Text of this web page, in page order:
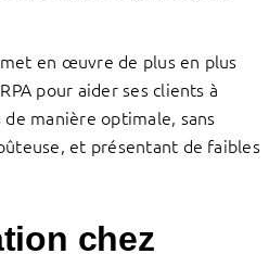
en œuvre de plus en plus
pour aider ses clients à
manière optimale, sans
et présentant de faibles
chez